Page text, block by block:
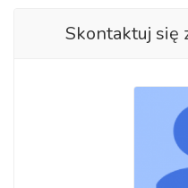
Skontaktuj się